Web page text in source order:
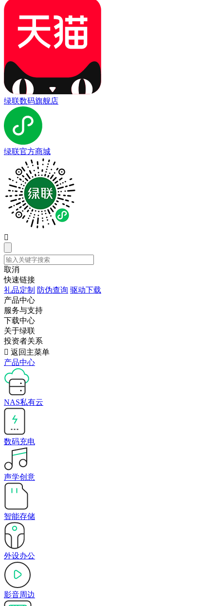
绿联数码旗舰店
绿联官方商城

取消
快速链接
礼品定制 防伪查询 驱动下载
产品中心
服务与支持
下载中心
关于绿联
投资者关系
 返回主菜单
产品中心
NAS私有云
数码充电
声学创意
智能存储
外设办公
影音周边